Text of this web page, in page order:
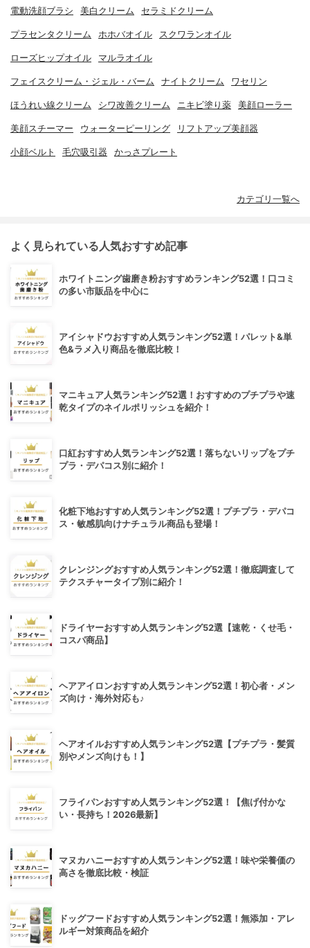
電動洗顔ブラシ 美白クリーム セラミドクリーム
プラセンタクリーム ホホバオイル スクワランオイル
ローズヒップオイル マルラオイル
フェイスクリーム・ジェル・バーム ナイトクリーム ワセリン
ほうれい線クリーム シワ改善クリーム ニキビ塗り薬 美顔ローラー
美顔スチーマー ウォーターピーリング リフトアップ美顔器
小顔ベルト 毛穴吸引器 かっさプレート
カテゴリ一覧へ
よく見られている人気おすすめ記事
ホワイトニング歯磨き粉おすすめランキング52選！口コミ
の多い市販品を中心に
アイシャドウおすすめ人気ランキング52選！パレット&単
色&ラメ入り商品を徹底比較！
マニキュア人気ランキング52選！おすすめのプチプラや速
乾タイプのネイルポリッシュを紹介！
口紅おすすめ人気ランキング52選！落ちないリップをプチ
プラ・デパコス別に紹介！
化粧下地おすすめ人気ランキング52選！プチプラ・デパコ
ス・敏感肌向けナチュラル商品も登場！
クレンジングおすすめ人気ランキング52選！徹底調査して
テクスチャータイプ別に紹介！
ドライヤーおすすめ人気ランキング52選【速乾・くせ毛・
コスパ商品】
ヘアアイロンおすすめ人気ランキング52選！初心者・メン
ズ向け・海外対応も♪
ヘアオイルおすすめ人気ランキング52選【プチプラ・髪質
別やメンズ向けも！】
フライパンおすすめ人気ランキング52選！【焦げ付かな
い・長持ち！2026最新】
マヌカハニーおすすめ人気ランキング52選！味や栄養価の
高さを徹底比較・検証
ドッグフードおすすめ人気ランキング52選！無添加・アレ
ルギー対策商品を紹介